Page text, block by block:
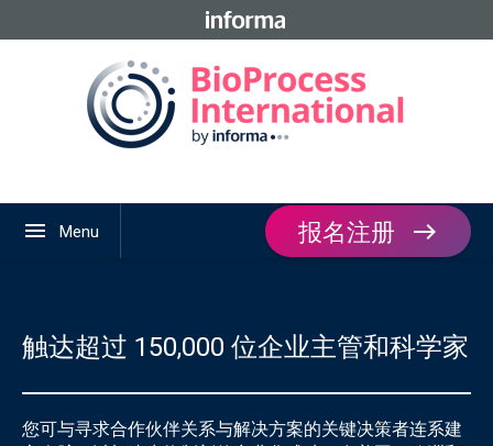
menu Menu 报名注册
触达超过 150,000 位企业主管和科学家
您可与寻求合作伙伴关系与解决方案的关键决策者连系建